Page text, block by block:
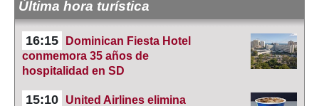
Última hora turística
16:15
Dominican Fiesta Hotel
conmemora 35 años de
hospitalidad en SD
15:10
United Airlines elimina